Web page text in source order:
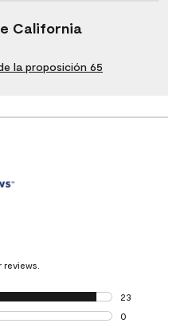
California
la proposición 65
23
23 reviews with
0